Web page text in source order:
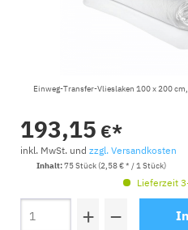
Einweg-Transfer-Vlieslaken 100 x 200
193,15 €*
inkl. MwSt. und zzgl. Versandkosten
Inhalt:75 Stück (2,58 € * / 1 Stück)
Lieferzeit
+ −